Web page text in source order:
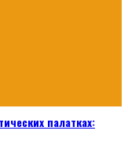
палатках: